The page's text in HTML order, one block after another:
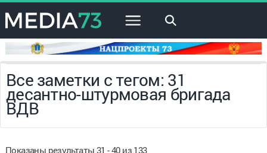
×
Все заметки с тегом: 31
десантно-штурмовая бригада
ВДВ
Показаны результаты 31 - 40 из 133